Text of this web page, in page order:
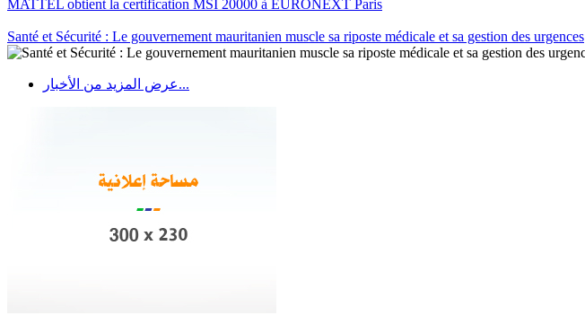
MATTEL obtient la certification MSI 20000 à EURONEXT Paris
Santé et Sécurité : Le gouvernement mauritanien muscle sa riposte médicale et sa gestion des urgences
عرض المزيد من الأخبار...